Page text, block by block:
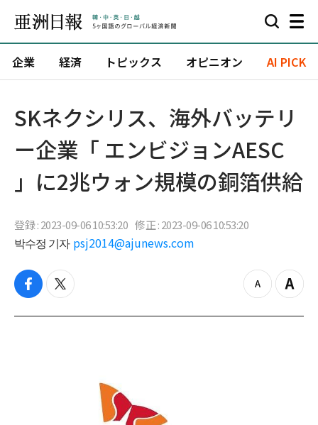
企業 経済 トピックス オピニオン AI PICK
​SKネクシリス、海外バッテリ
ー企業「 エンビジョンAESC
」に2兆ウォン規模の銅箔供給
登録 : 2023-09-06 10:53:20 修正 : 2023-09-06 10:53:20
박수정 기자 psj2014@ajunews.com
f
c
t
i
z
o
Z
o